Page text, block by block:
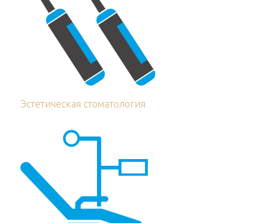
Эстетическая стоматология